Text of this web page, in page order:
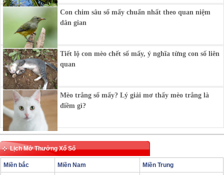
Con chim sâu số mấy chuẩn nhất theo quan niệm
dân gian
Tiết lộ con mèo chết số mấy, ý nghĩa từng con số liên
quan
Mèo trắng số mấy? Lý giải mơ thấy mèo trắng là
điềm gì?
Lịch Mở Thưởng Xổ Số
Miền bắc Miền Nam Miền Trung